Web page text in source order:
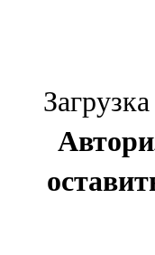
Загрузка